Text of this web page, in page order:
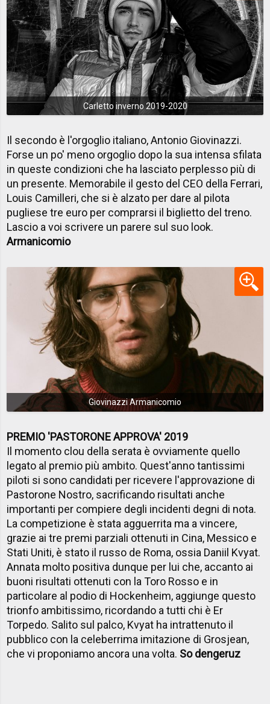
Carletto inverno 2019-2020
Il secondo è l'orgoglio italiano, Antonio Giovinazzi.
Forse un po' meno orgoglio dopo la sua intensa sfilata
in queste condizioni che ha lasciato perplesso più di
un presente. Memorabile il gesto del CEO della Ferrari,
Louis Camilleri, che si è alzato per dare al pilota
pugliese tre euro per comprarsi il biglietto del treno.
Lascio a voi scrivere un parere sul suo look.
Armanicomio
Giovinazzi Armanicomio
PREMIO 'PASTORONE APPROVA' 2019
Il momento clou della serata è ovviamente quello
legato al premio più ambito. Quest'anno tantissimi
piloti si sono candidati per ricevere l'approvazione di
Pastorone Nostro, sacrificando risultati anche
importanti per compiere degli incidenti degni di nota.
La competizione è stata agguerrita ma a vincere,
grazie ai tre premi parziali ottenuti in Cina, Messico e
Stati Uniti, è stato il russo de Roma, ossia Daniil Kvyat.
Annata molto positiva dunque per lui che, accanto ai
buoni risultati ottenuti con la Toro Rosso e in
particolare al podio di Hockenheim, aggiunge questo
trionfo ambitissimo, ricordando a tutti chi è Er
Torpedo. Salito sul palco, Kvyat ha intrattenuto il
pubblico con la celeberrima imitazione di Grosjean,
che vi proponiamo ancora una volta. So dengeruz